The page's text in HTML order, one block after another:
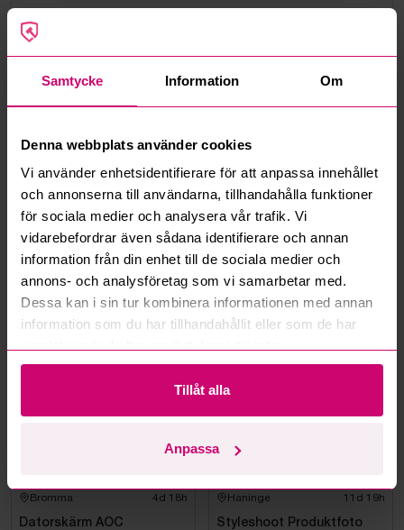
Samtycke Information Om
Denna webbplats använder cookies
Vi använder enhetsidentifierare för att anpassa innehållet
och annonserna till användarna, tillhandahålla funktioner
för sociala medier och analysera vår trafik. Vi
vidarebefordrar även sådana identifierare och annan
information från din enhet till de sociala medier och
annons- och analysföretag som vi samarbetar med.
Dessa kan i sin tur kombinera informationen med annan
information som du har tillhandahållit eller som de har
Tillåt alla
Anpassa
Kan ni frakta mina vunna objekt?
Läs fler frågor och svar
Mer från samma kategori
Bromma 4d 18h
Datorskärm AOC
Haninge 11d 19h
Styleshoot Produktfoto